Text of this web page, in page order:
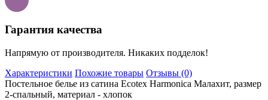
Гарантия качества
Напрямую от производителя. Никаких подделок!
Характеристики Похожие товары Отзывы (0)
Постельное белье из сатина Ecotex Harmonica Малахит, размер
2-спальный, материал - хлопок